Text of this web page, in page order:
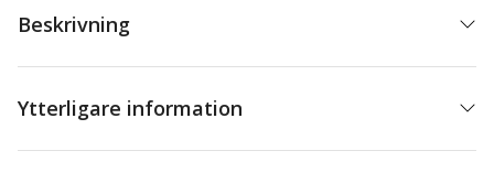
Beskrivning
Ytterligare information